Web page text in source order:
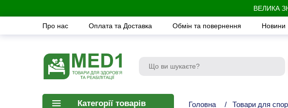
ВЕЛИКА
Про нас Оплата та Доставка Обмін та повернення Новини
Категорії товарів Головна / Товари для